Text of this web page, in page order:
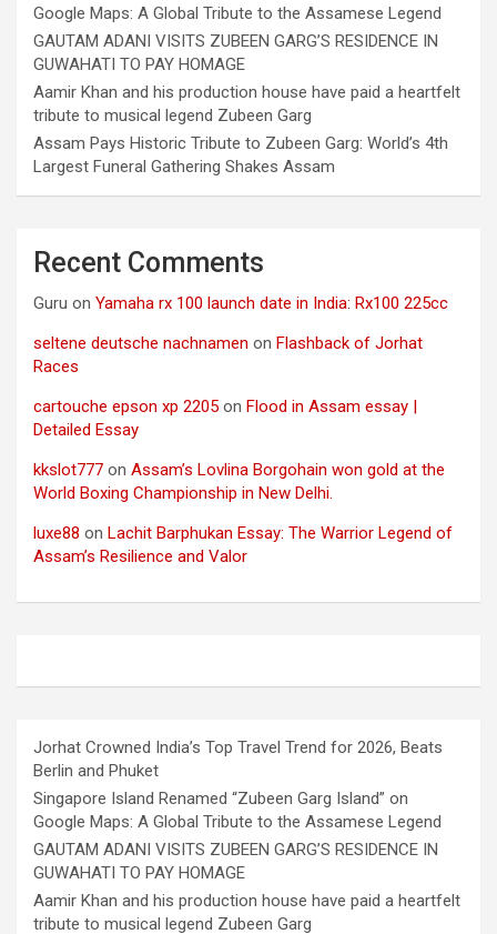
Google Maps: A Global Tribute to the Assamese Legend
GAUTAM ADANI VISITS ZUBEEN GARG’S RESIDENCE IN
GUWAHATI TO PAY HOMAGE
Aamir Khan and his production house have paid a heartfelt
tribute to musical legend Zubeen Garg
Assam Pays Historic Tribute to Zubeen Garg: World’s 4th
Largest Funeral Gathering Shakes Assam
Recent Comments
Guru on Yamaha rx 100 launch date in India: Rx100 225cc
seltene deutsche nachnamen on Flashback of Jorhat
Races
cartouche epson xp 2205 on Flood in Assam essay |
Detailed Essay
kkslot777 on Assam’s Lovlina Borgohain won gold at the
World Boxing Championship in New Delhi.
luxe88 on Lachit Barphukan Essay: The Warrior Legend of
Assam’s Resilience and Valor
Jorhat Crowned India’s Top Travel Trend for 2026, Beats
Berlin and Phuket
Singapore Island Renamed “Zubeen Garg Island” on
Google Maps: A Global Tribute to the Assamese Legend
GAUTAM ADANI VISITS ZUBEEN GARG’S RESIDENCE IN
GUWAHATI TO PAY HOMAGE
Aamir Khan and his production house have paid a heartfelt
tribute to musical legend Zubeen Garg